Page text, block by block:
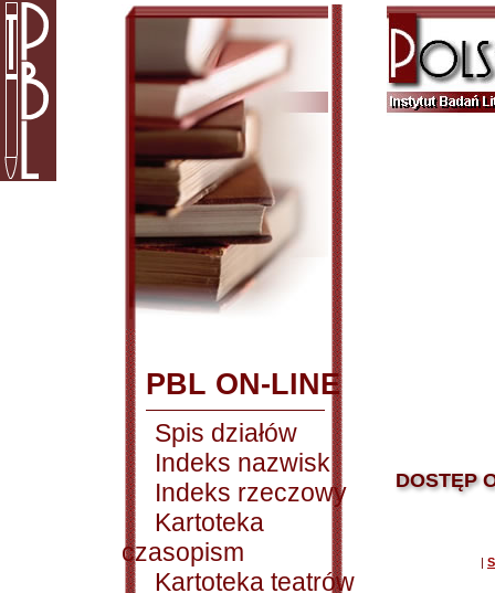
PBL ON-LINE
Spis działów
Indeks nazwisk
Indeks rzeczowy
Kartoteka
czasopism
Kartoteka teatrów
DOSTĘP
|